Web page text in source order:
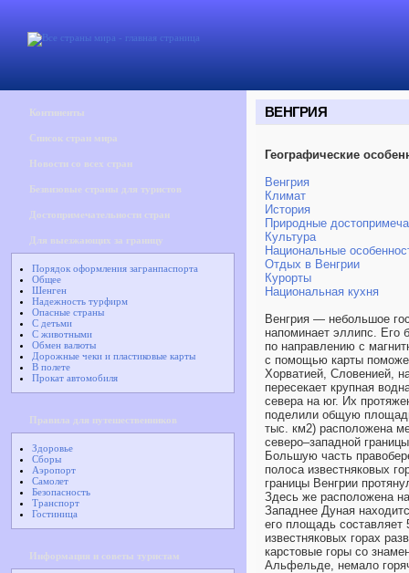
Континенты
Список стран мира
Новости со всех стран
Безвизовые страны для туристов
Достопримечательности стран
Для выезжающих за границу
Порядок оформления загранпаспорта
Общее
Шенген
Надежность турфирм
Опасные страны
С детьми
С животными
Обмен валюты
Дорожные чеки и пластиковые карты
В полете
Прокат автомобиля
Правила для путешественников
Здоровье
Сборы
Аэропорт
Самолет
Безопасность
Транспорт
Гостиница
Информация и советы туристам
ВЕНГРИЯ
Географические
Венгрия
Климат
История
Природные
Культура
Национальные
Отдых в Венгрии
Курорты
Национальная кухня
Венгрия — небольшое
напоминает эллипс. Его
по направлению с
с помощью карты
Хорватией, Словенией,
пересекает крупная
севера на юг. Их
поделили общую
тыс. км2) расположена
северо–западной
Большую часть
полоса известняковых
границы Венгрии
Здесь же расположена
Западнее Дуная
его площадь
известняковых горах
карстовые горы со
Альфельде, немало